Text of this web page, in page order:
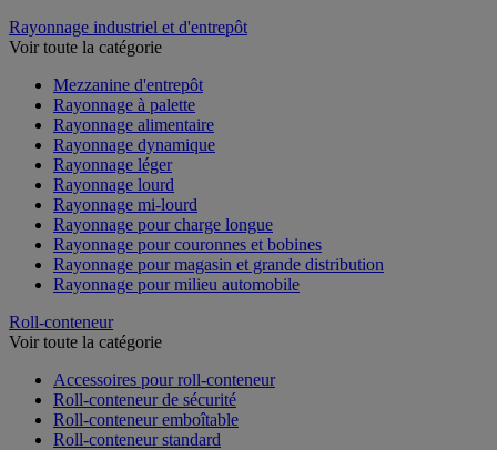
Rayonnage industriel et d'entrepôt
Voir toute la catégorie
Mezzanine d'entrepôt
Rayonnage à palette
Rayonnage alimentaire
Rayonnage dynamique
Rayonnage léger
Rayonnage lourd
Rayonnage mi-lourd
Rayonnage pour charge longue
Rayonnage pour couronnes et bobines
Rayonnage pour magasin et grande distribution
Rayonnage pour milieu automobile
Roll-conteneur
Voir toute la catégorie
Accessoires pour roll-conteneur
Roll-conteneur de sécurité
Roll-conteneur emboîtable
Roll-conteneur standard